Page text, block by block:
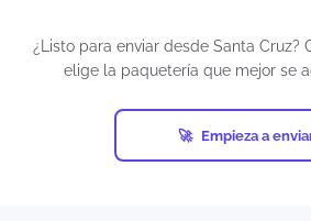
armas artificiales, restos
diamantes industriales,
tarjetas de crédito activadas,
¿Listo para enviar desde Santa Cruz?
elige la paquetería que mejor se
Empieza a